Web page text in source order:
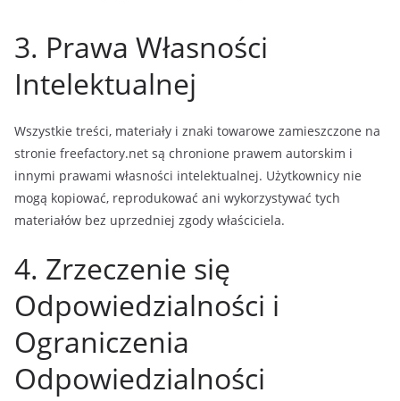
3. Prawa Własności
Intelektualnej
Wszystkie treści, materiały i znaki towarowe zamieszczone na
stronie freefactory.net są chronione prawem autorskim i
innymi prawami własności intelektualnej. Użytkownicy nie
mogą kopiować, reprodukować ani wykorzystywać tych
materiałów bez uprzedniej zgody właściciela.
4. Zrzeczenie się
Odpowiedzialności i
Ograniczenia
Odpowiedzialności